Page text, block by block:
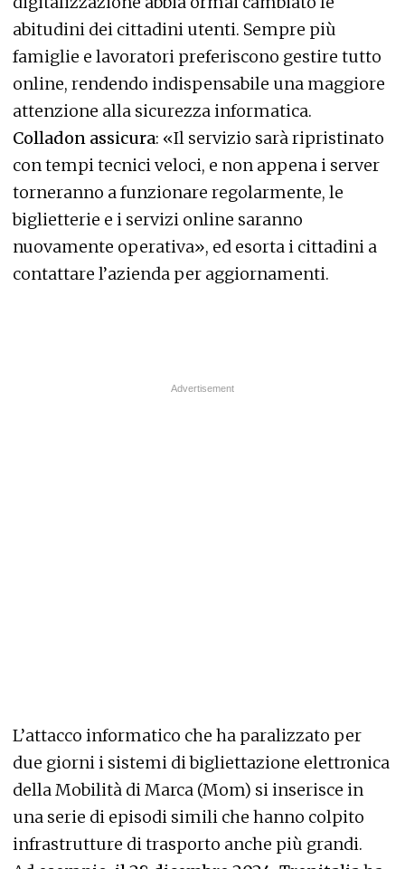
abitudini dei cittadini utenti. Sempre più
famiglie e lavoratori preferiscono gestire tutto
online, rendendo indispensabile una maggiore
attenzione alla sicurezza informatica.
Colladon assicura: «Il servizio sarà ripristinato
con tempi tecnici veloci, e non appena i server
torneranno a funzionare regolarmente, le
biglietterie e i servizi online saranno
nuovamente operativa», ed esorta i cittadini a
contattare l’azienda per aggiornamenti.
L’attacco informatico che ha paralizzato per
due giorni i sistemi di bigliettazione elettronica
della Mobilità di Marca (Mom) si inserisce in
una serie di episodi simili che hanno colpito
infrastrutture di trasporto anche più grandi.